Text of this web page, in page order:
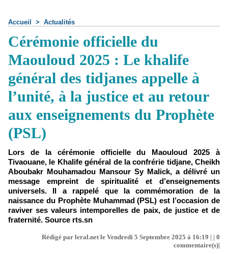
Accueil > Actualités
Cérémonie officielle du
Maouloud 2025 : Le khalife
général des tidjanes appelle à
l’unité, à la justice et au retour
aux enseignements du Prophète
(PSL)
Lors de la cérémonie officielle du Maouloud 2025 à
Tivaouane, le Khalife général de la confrérie tidjane, Cheikh
Aboubakr Mouhamadou Mansour Sy Malick, a délivré un
message empreint de spiritualité et d’enseignements
universels. Il a rappelé que la commémoration de la
naissance du Prophète Muhammad (PSL) est l’occasion de
raviver ses valeurs intemporelles de paix, de justice et de
fraternité. Source rts.sn
Rédigé par leral.net le Vendredi 5 Septembre 2025 à 16:19 | | 0
commentaire(s)|